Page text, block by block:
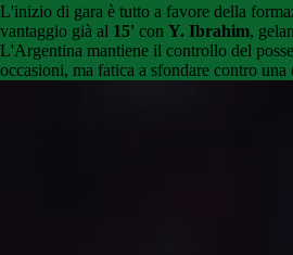
L'inizio di gara è tutto a favore della
vantaggio già al 15' con Y. Ibrahim,
L'Argentina mantiene il controllo del
occasioni, ma fatica a sfondare contro